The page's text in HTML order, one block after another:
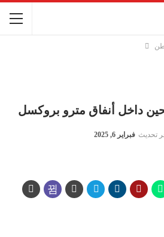
داخل أنفاق مترو بروكسل
تحديث فبراير 6, 2025